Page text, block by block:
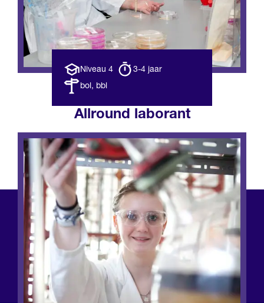
Opleiding
Niveau 4
Opleiding
duur
3-4 jaar
Leerweg
bol, bbl
Allround laborant